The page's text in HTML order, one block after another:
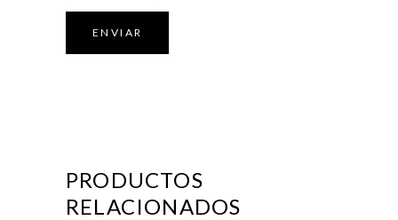
PRODUCTOS
RELACIONADOS